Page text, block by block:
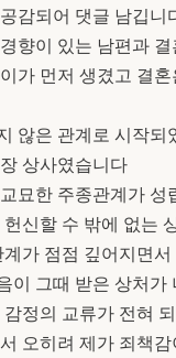
감되어 댓글 남깁니
향이 있는 남편과 결
가 먼저 생겼고 결
않은 관계로 시작되
상사였습니다
묘한 주종관계가 성
신할 수 밖에 없는
가 점점 깊어지면서
이 그때 받은 상처가
정의 교류가 전혀
오히려 제가 죄책감